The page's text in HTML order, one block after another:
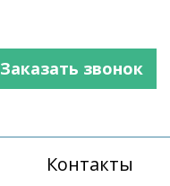
Заказать звонок
Контакты